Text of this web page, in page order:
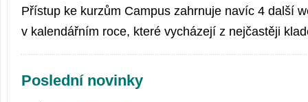
Přístup ke kurzům Campus zahrnuje navíc 4 další
v kalendářním roce, které vycházejí z nejčastěji
Poslední novinky